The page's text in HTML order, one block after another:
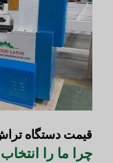
قیمت دستگاه
چرا ما را